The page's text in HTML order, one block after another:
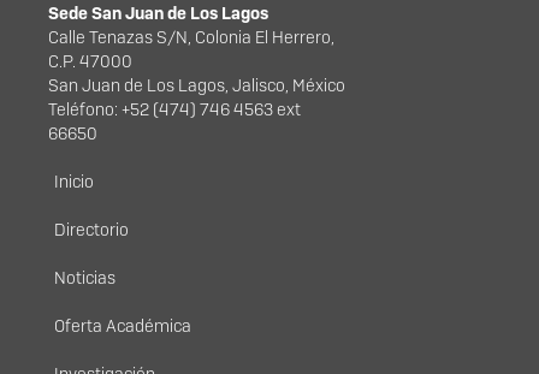
Sede San Juan de Los Lagos
Calle Tenazas S/N, Colonia El Herrero,
C.P. 47000
San Juan de Los Lagos, Jalisco, México
Teléfono: +52 (474) 746 4563 ext
66650
Menú principal
Inicio
Directorio
Noticias
Oferta Académica